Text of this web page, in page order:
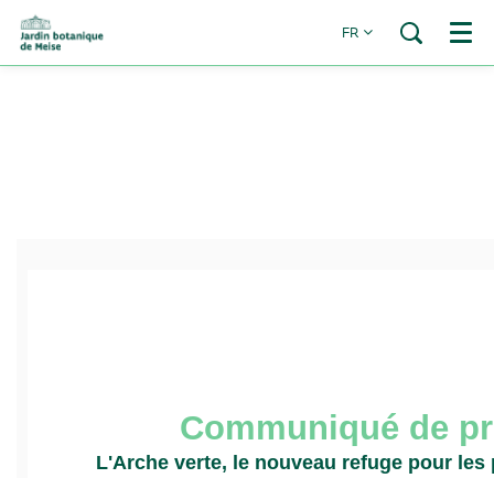
FR Menu
Communiqué de
L'Arche verte, le nouveau refuge pour les